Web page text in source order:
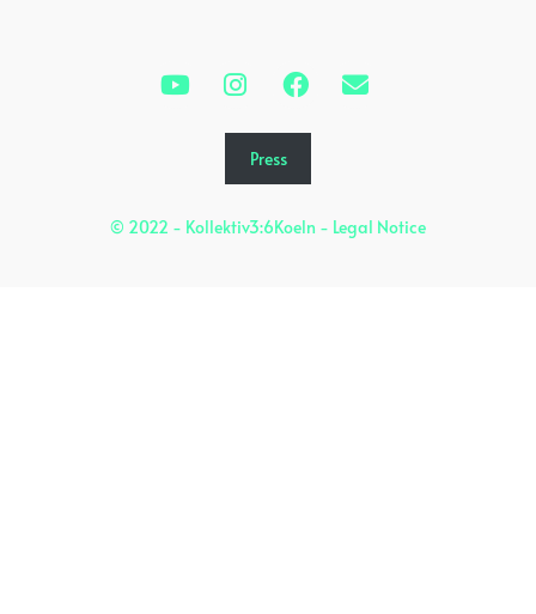
Press
© 2022 - Kollektiv3:6Koeln - Legal Notice